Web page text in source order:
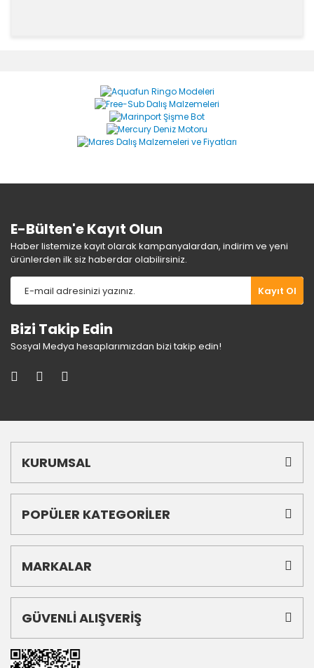
Yorum Yaz
Ürün resmi kalitesiz, bozuk veya görüntülenemiyor.
Ürün açıklamasında eksik bilgiler bulunuyor.
Ürün bilgilerinde hatalar bulunuyor.
E-Bülten'e Kayıt Olun
Haber listemize kayıt olarak kampanyalardan, indirim ve yeni
ürünlerden ilk siz haberdar olabilirsiniz.
Kayıt Ol
Bizi Takip Edin
Sosyal Medya hesaplarımızdan bizi takip edin!
KURUMSAL
POPÜLER KATEGORİLER
MARKALAR
GÜVENLİ ALIŞVERİŞ